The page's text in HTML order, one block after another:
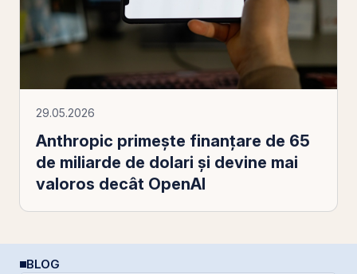
29.05.2026
Anthropic primește finanțare de 65
de miliarde de dolari și devine mai
valoros decât OpenAI
BLOG